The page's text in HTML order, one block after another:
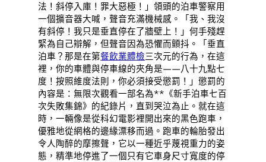
法！斜停入庫！罪大惡極！」領頭的泊車警察用
一個擴音器大喊，聲音充滿機械感。「我、我沒
有斜停！我只是垂直停在了牆壁上！」何手殘趕
緊為自己辯解，但聲音因為恐懼而顫抖。「垂直
泊車？那是在第餐飲業體檢三次元的行為，在這
裡，你的車體與停車線的夾角是——八十九點七
度！按照維度法則，你必須接受懲罰！」懲罰的
內容是：無限次觀看一部名為**《新手泊車七百
次失敗集錦》的紀錄片，直到哭泣為止。就在這
時，一輛像是從科幻電影裡開出來的黑色跑車，
優雅地從網格的邊緣漂移而過。跑車的輪胎發出
令人陶醉的摩擦聲，它以一種近乎蔑視重力的姿
態，精準地停進了一個只有它車身尺寸寬度的停